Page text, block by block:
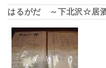
はるがだ ～下北沢☆居